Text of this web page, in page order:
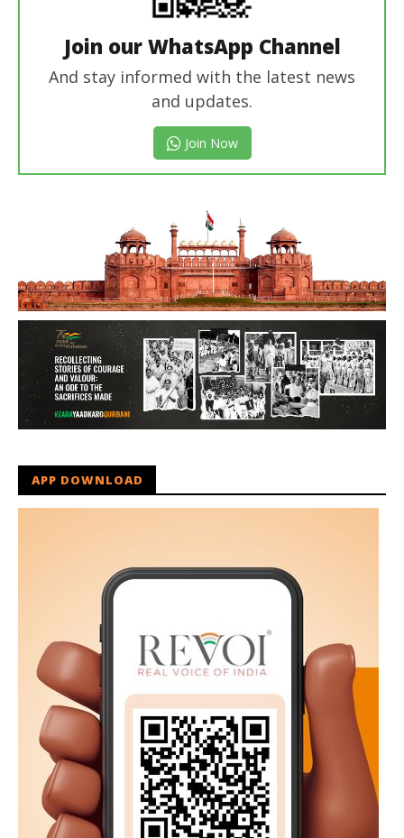
Join our WhatsApp Channel
And stay informed with the latest news
and updates.
Join Now
APP DOWNLOAD